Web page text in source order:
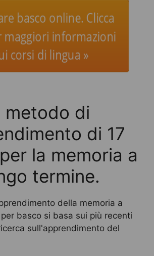
basco online. Clicca
maggiori informazioni
corsi di lingua »
metodo di
di 17
la memoria a
termine.
della memoria a
basco si basa sui più recenti
sull'apprendimento del